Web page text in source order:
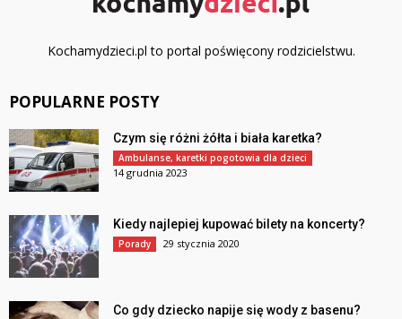
Kochamydzieci.pl to portal poświęcony rodzicielstwu.
POPULARNE POSTY
Czym się różni żółta i biała karetka?
Ambulanse, karetki pogotowia dla dzieci
14 grudnia 2023
Kiedy najlepiej kupować bilety na koncerty?
Porady 29 stycznia 2020
Co gdy dziecko napije się wody z basenu?